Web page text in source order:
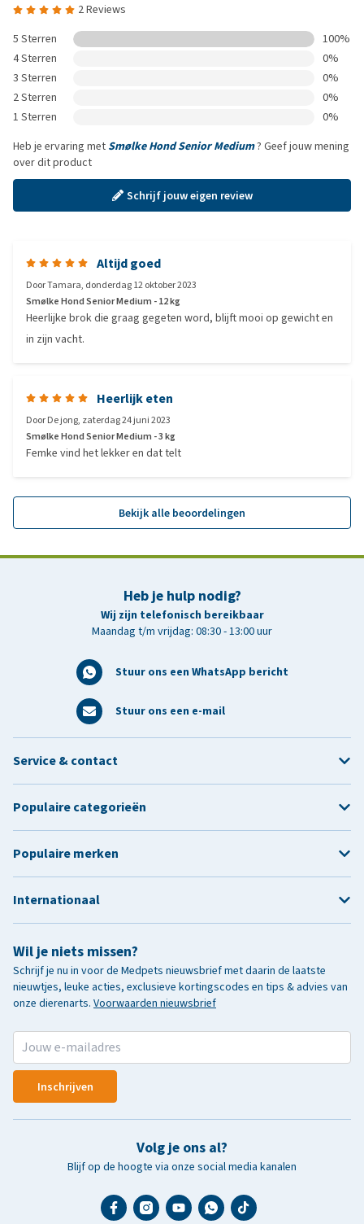
2 Reviews
5 Sterren
100%
4 Sterren
0%
3 Sterren
0%
2 Sterren
0%
1 Sterren
0%
Heb je ervaring met Smølke Hond Senior Medium? Geef jouw mening
over dit product
Schrijf jouw eigen review
Altijd goed
DoorTamara, donderdag 12 oktober 2023
Smølke Hond Senior Medium - 12 kg
Heerlijke brok die graag gegeten word, blijft mooi op gewicht en
in zijn vacht.
Heerlijk eten
DoorDe jong, zaterdag 24 juni 2023
Smølke Hond Senior Medium - 3 kg
Femke vind het lekker en dat telt
Bekijk alle beoordelingen
Heb je hulp nodig?
Wij zijn telefonisch bereikbaar
Maandag t/m vrijdag: 08:30 - 13:00 uur
Stuur ons een WhatsApp bericht
Stuur ons een e-mail
Wil je niets missen?
Schrijf je nu in voor de Medpets nieuwsbrief met daarin de laatste
nieuwtjes, leuke acties, exclusieve kortingscodes en tips & advies van
onze dierenarts. Voorwaarden nieuwsbrief
Inschrijven
Volg je ons al?
Blijf op de hoogte via onze social media kanalen
Service & contact
Populaire categorieën
Populaire merken
Internationaal